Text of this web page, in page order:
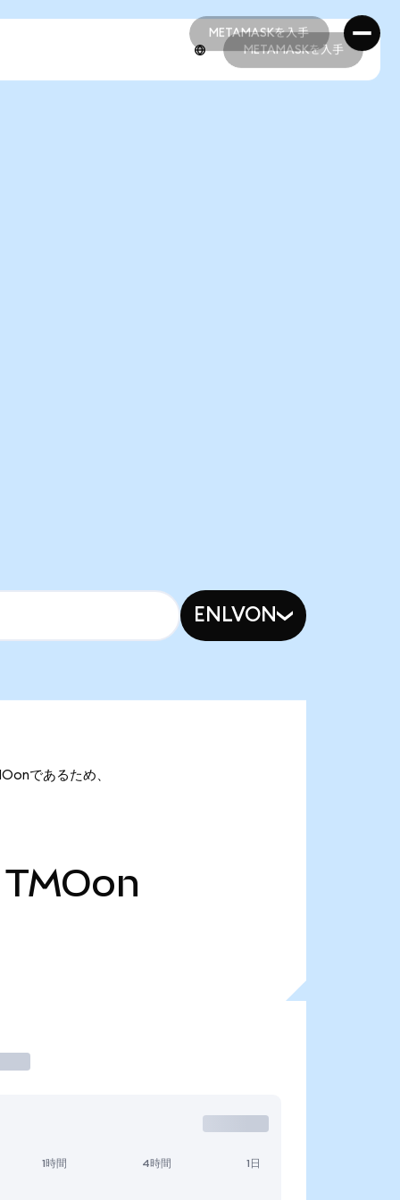
METAMASKを入手
METAMASKを入手
METAMASKを入手
ENLVON
であるため、
TMOon
1時間 4時間 1日